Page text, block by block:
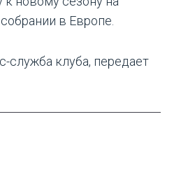
в Европе.
служба клуба, передает